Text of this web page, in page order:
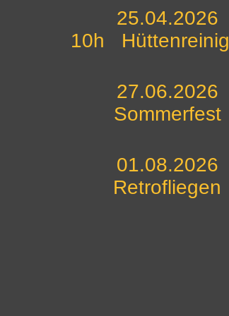
25.04.2026
10h
27.06.2026
Sommerfest
01.08.2026
Retrofliegen